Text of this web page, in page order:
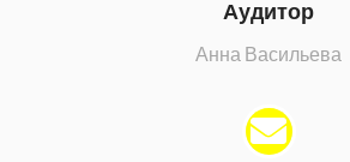
Аудитор
Анна Васильева